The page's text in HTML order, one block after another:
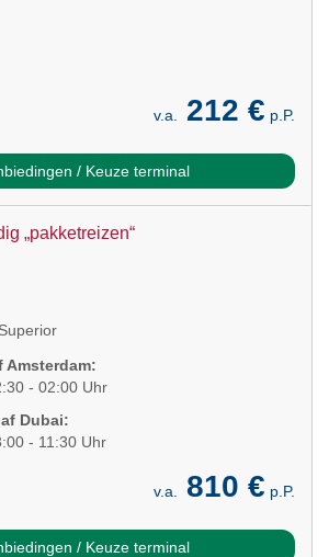
v.a. 212 € p.P.
/ Keuze terminal
„pakketreizen“
Amsterdam:
- 02:00 Uhr
Dubai:
- 11:30 Uhr
v.a. 810 € p.P.
/ Keuze terminal